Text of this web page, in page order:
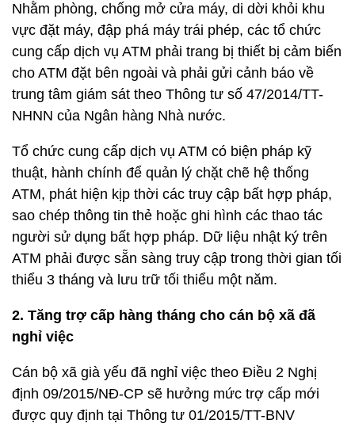
Nhằm phòng, chống mở cửa máy, di dời khỏi khu
vực đặt máy, đập phá máy trái phép, các tổ chức
cung cấp dịch vụ ATM phải trang bị thiết bị cảm biến
cho ATM đặt bên ngoài và phải gửi cảnh báo về
trung tâm giám sát theo Thông tư số 47/2014/TT-
NHNN của Ngân hàng Nhà nước.
Tổ chức cung cấp dịch vụ ATM có biện pháp kỹ
thuật, hành chính để quản lý chặt chẽ hệ thống
ATM, phát hiện kịp thời các truy cập bất hợp pháp,
sao chép thông tin thẻ hoặc ghi hình các thao tác
người sử dụng bất hợp pháp. Dữ liệu nhật ký trên
ATM phải được sẵn sàng truy cập trong thời gian tối
thiểu 3 tháng và lưu trữ tối thiểu một năm.
2. Tăng trợ cấp hàng tháng cho cán bộ xã đã
nghỉ việc
Cán bộ xã già yếu đã nghỉ việc theo Điều 2 Nghị
định 09/2015/NĐ-CP sẽ hưởng mức trợ cấp mới
được quy định tại Thông tư 01/2015/TT-BNV